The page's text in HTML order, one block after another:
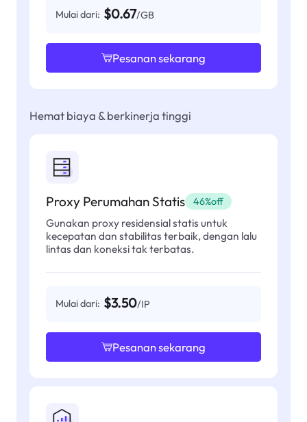
Mulai dari: $0.67/GB
Pesanan sekarang
Hemat biaya & berkinerja tinggi
Proxy Perumahan Statis 46%off
Gunakan proxy residensial statis untuk
kecepatan dan stabilitas terbaik, dengan lalu
lintas dan koneksi tak terbatas.
Mulai dari: $3.50/IP
Pesanan sekarang